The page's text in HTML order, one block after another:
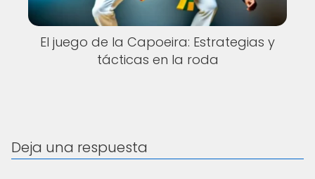
El juego de la Capoeira: Estrategias y
tácticas en la roda
Deja una respuesta